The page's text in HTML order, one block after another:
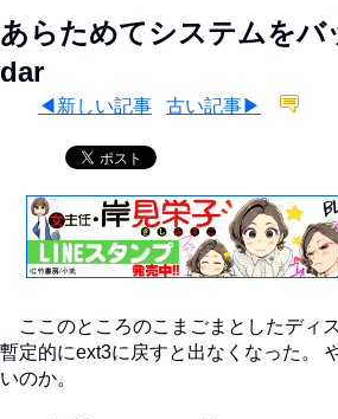
あらためてシステムをバ
dar
◀新しい記事 古い記事▶
ここのところのこまごまとしたディ
暫定的にext3に戻すと出なくなった。
いのか。